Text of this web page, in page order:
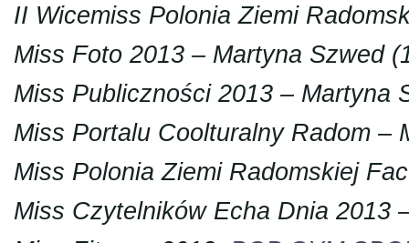
II Wicemiss Polonia Ziemi
Miss Foto 2013 – Martyna Szwed
Miss Publiczności 2013 – Martyna
Miss Portalu Coolturalny Radom –
Miss Polonia Ziemi Radomskiej
Miss Czytelników Echa Dnia 2013